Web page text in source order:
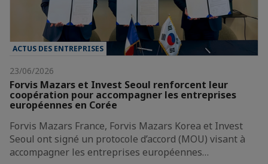
ACTUS DES ENTREPRISES
23/06/2026
Forvis Mazars et Invest Seoul renforcent leur
coopération pour accompagner les entreprises
européennes en Corée
Forvis Mazars France, Forvis Mazars Korea et Invest
Seoul ont signé un protocole d’accord (MOU) visant à
accompagner les entreprises européennes…